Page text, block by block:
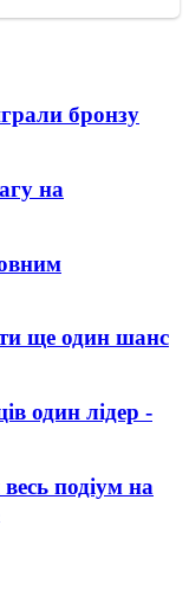
бронзу
на
ще один шанс
один лідер -
подіум на